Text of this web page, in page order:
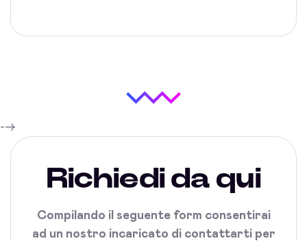
-->
Richiedi da qui
Compilando il seguente form consentirai
ad un nostro incaricato di contattarti per